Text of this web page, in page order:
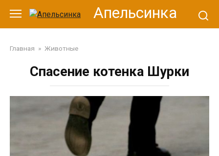
контенту
Апельсинка
Главная » Животные
Спасение котенка Шурки